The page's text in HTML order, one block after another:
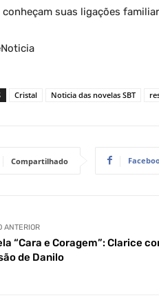
conheçam suas ligações
Cristal Noticia das novelas SBT
Compartilhado
ANTERIOR
“Cara e Coragem”: Clarice
de Danilo